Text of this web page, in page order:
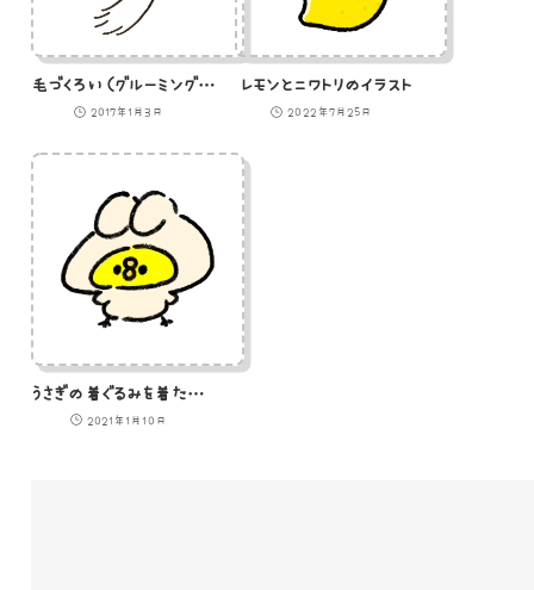
毛づくろい（グルーミング）をするチンチラシルバーの猫のイラスト
2017年1月3日
レモンとニワトリのイラスト
2022年7月25日
うさぎの着ぐるみを着たひよこのイラスト
2021年1月10日